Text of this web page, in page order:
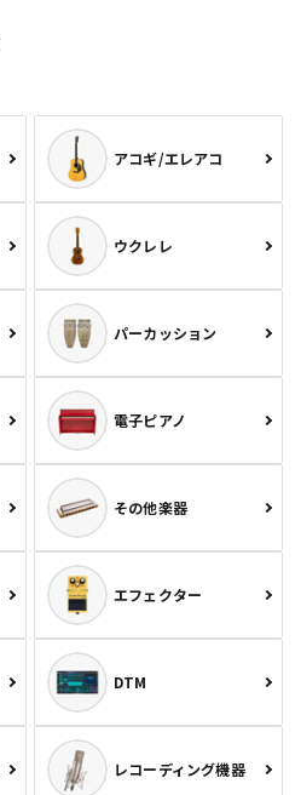
アコギ/エレアコ
ウクレレ
パーカッション
電子ピアノ
その他楽器
エフェクター
DTM
レコーディング機器